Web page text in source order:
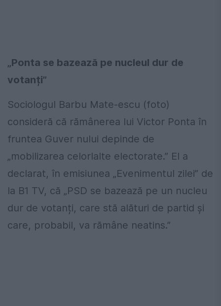
„Ponta se bazează pe nucleul dur de
votanți”
Sociologul Barbu Mate-escu (foto)
consideră că rămânerea lui Victor Ponta în
fruntea Guver nului depinde de
„mobilizarea celorlalte electorate.” El a
declarat, în emisiunea „Evenimentul zilei” de
la B1 TV, că „PSD se bazează pe un nucleu
dur de votanți, care stă alături de partid și
care, probabil, va rămâne neatins.”